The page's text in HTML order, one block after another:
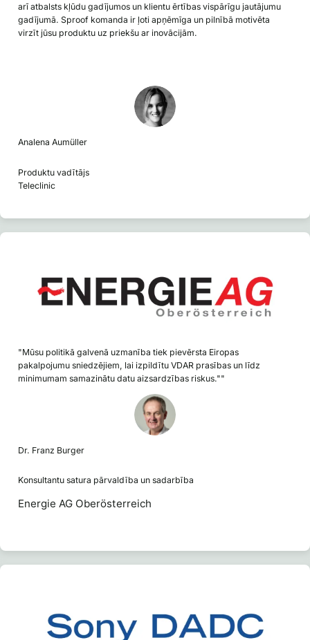
arī atbalsts kļūdu gadījumos un klientu ērtības vispārīgu jautājumu
gadījumā. Sproof komanda ir ļoti apņēmīga un pilnībā motivēta
virzīt jūsu produktu uz priekšu ar inovācijām.
Analena Aumüller
Produktu vadītājs
Teleclinic
"Mūsu politikā galvenā uzmanība tiek pievērsta Eiropas
pakalpojumu sniedzējiem, lai izpildītu VDAR prasības un līdz
minimumam samazinātu datu aizsardzības riskus.""
Dr. Franz Burger
Konsultantu satura pārvaldība un sadarbība
Energie AG Oberösterreich